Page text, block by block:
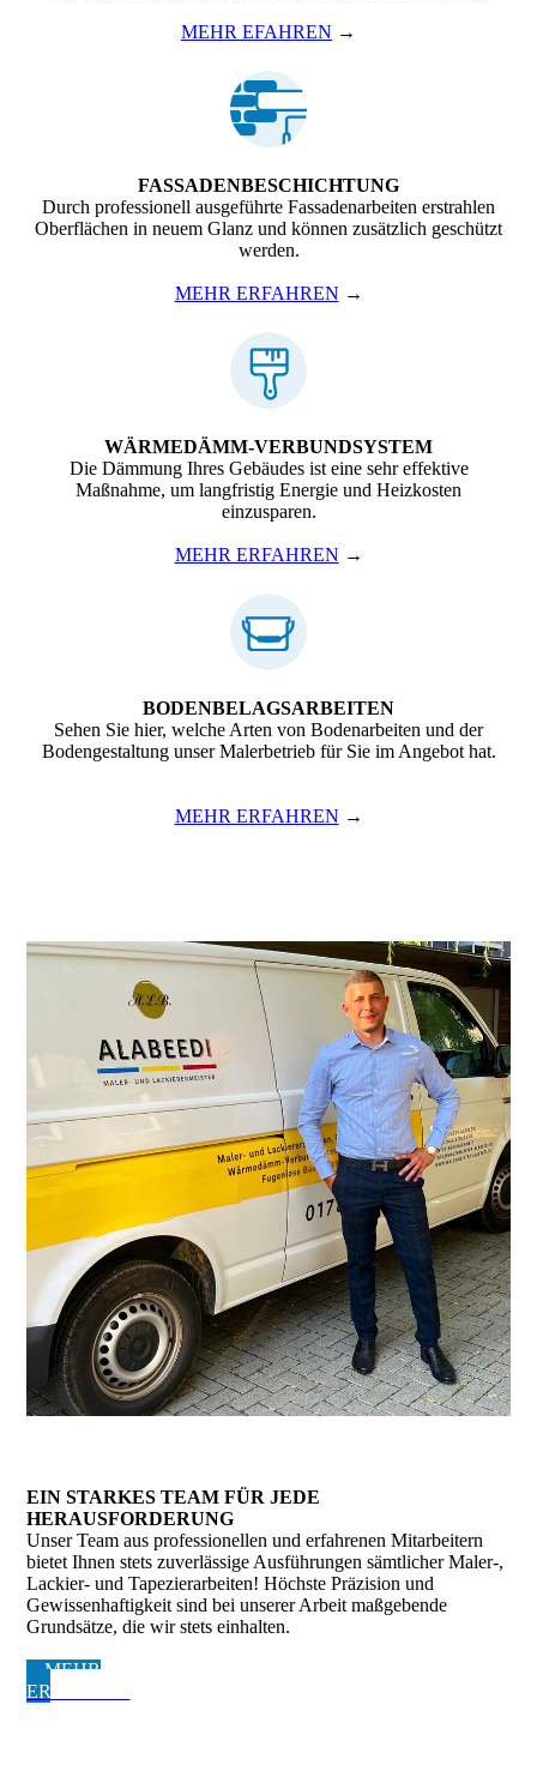
MEHR EFAHREN →
FASSADENBESCHICHTUNG
Durch professionell ausgeführte Fassaden­arbeiten erstrahlen
Oberflächen in neuem Glanz und können zusätzlich geschützt
werden.
MEHR ERFAHREN →
WÄRMEDÄMM-VERBUNDSYSTEM
Die Dämmung Ihres Gebäudes ist eine sehr effektive
Maßnahme, um langfristig Energie und Heizkosten
einzusparen.
MEHR ERFAHREN →
BODENBELAGS­ARBEITEN
Sehen Sie hier, welche Arten von Boden­arbeiten und der
Bodengestaltung unser Malerbetrieb für Sie im Angebot hat.
MEHR ERFAHREN →
EIN STARKES TEAM FÜR JEDE
HERAUSFORDERUNG
Unser Team aus professionellen und erfahrenen Mitarbeitern
bietet Ihnen stets zuverlässige Ausführungen sämtlicher Maler-,
Lackier- und Tapezierarbeiten! Höchste Präzision und
Gewissen­haftigkeit sind bei unserer Arbeit maßgebende
Grundsätze, die wir stets einhalten.
MEHR
ERFAHREN